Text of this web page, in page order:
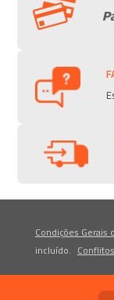
Condições Gerais
incluído.